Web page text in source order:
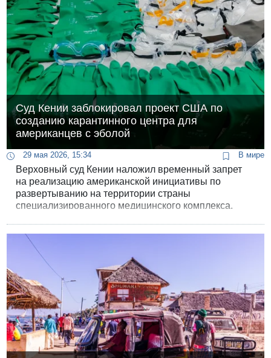
предписания о заморозке проекта.
Суд Кении заблокировал проект США по
созданию карантинного центра для
американцев с эболой
29 мая 2026, 15:34 В мире
Верховный суд Кении наложил временный запрет
на реализацию американской инициативы по
развертыванию на территории страны
специализированного медицинского комплекса.
могли заразиться смертельно опасным вирусом
эбола в Демократической Республике Конго.